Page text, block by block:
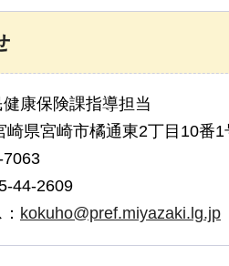
康保険課指導担当
県宮崎市橘通東2丁目10番1
7063
44-2609
kokuho@pref.miyazaki.lg.jp